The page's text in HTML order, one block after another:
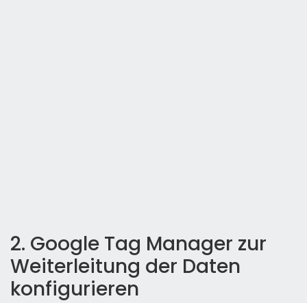
2. Google Tag Manager zur
Weiterleitung der Daten
konfigurieren